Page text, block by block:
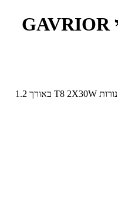
גוף תאורה לד הרמטי GAVRIOR
גוף תאורה הרמטי לד GAVRIOR + שתי נורות T8 2X30W באורך 1.2